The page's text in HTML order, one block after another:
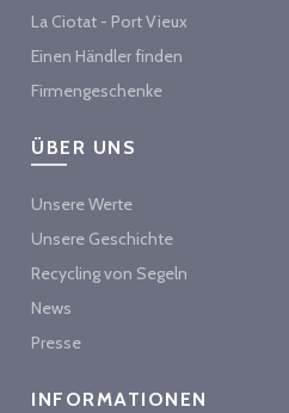
La Ciotat - Port Vieux
Einen Händler finden
Firmengeschenke
ÜBER UNS
Unsere Werte
Unsere Geschichte
Recycling von Segeln
News
Presse
INFORMATIONEN